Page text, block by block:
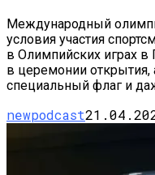
Международный
условия участия
в Олимпийских играх в
в церемонии открытия,
специальный флаг и
newpodcast